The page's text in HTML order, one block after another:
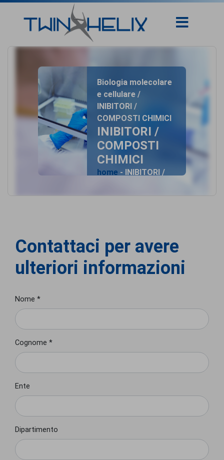
Biologia molecolare
e cellulare /
INIBITORI /
COMPOSTI CHIMICI
INIBITORI /
COMPOSTI
CHIMICI
home - INIBITORI /
Contattaci per avere
ulteriori informazioni
Nome *
Cognome *
Ente
Dipartimento